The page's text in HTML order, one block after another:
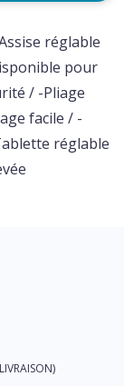
réglable
pour
/ -Pliage
facile / -
réglable